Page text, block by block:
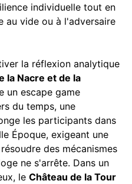
individuelle tout en
au vide ou à l'adversaire
la réflexion analytique
la Nacre et de la
un escape game
du temps, une
les participants dans
Époque, exigeant une
des mécanismes
ne s'arrête. Dans un
le Château de la Tour